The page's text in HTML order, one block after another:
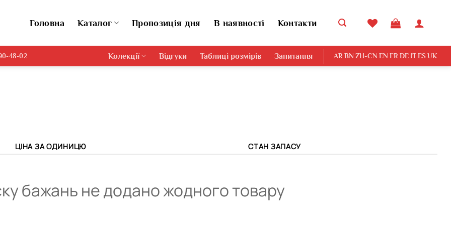
Головна Каталог Пропозиція дня В наявності Контакти
48-02 Колекції Відгуки Таблиці розмірів Запитання AR BN ZH-CN EN FR DE IT ES UK
ЦІНА ЗА ОДИНИЦЮ СТАН ЗАПАСУ
бажань не додано жодного товару